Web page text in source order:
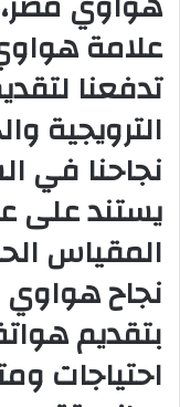
علامة
تدفعنا
الترويجية
نجاحنا في
يستند على
المقياس
نجاح
بتقديم
احتياجات